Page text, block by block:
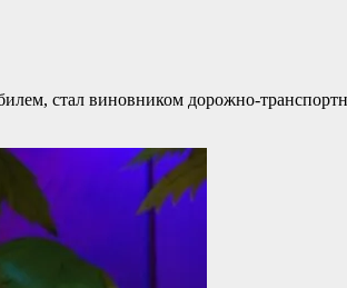
стал виновником дорожно-